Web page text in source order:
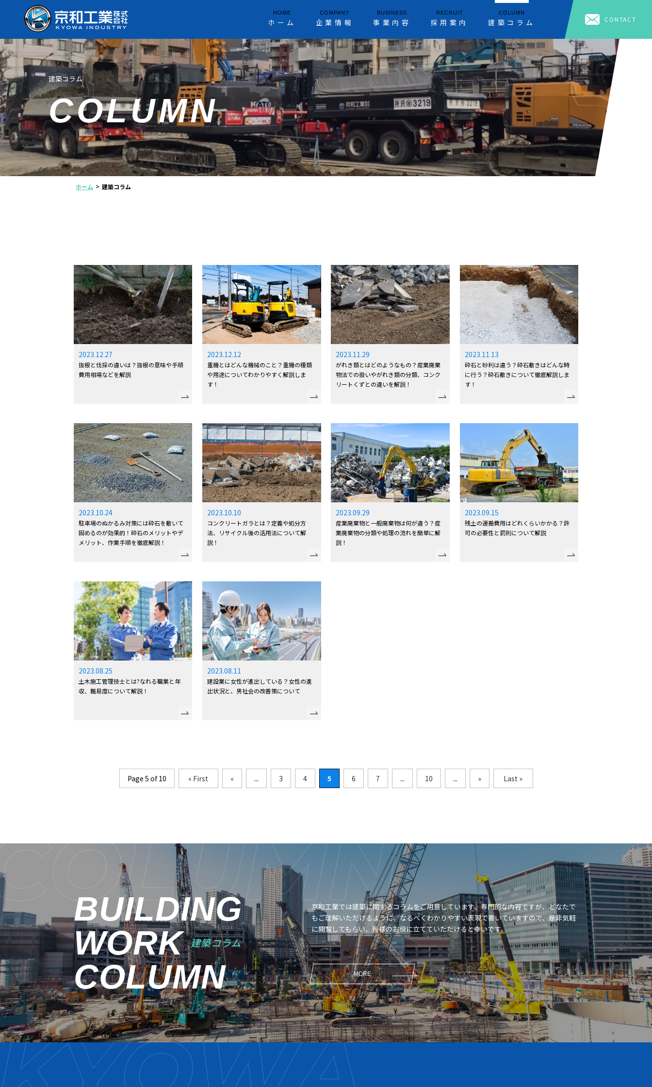
HOME
ホーム
COMPANY
企業情報
BUSINESS
事業内容
RECRUIT
採用案内
COLUMN
建築コラム CONTACT
建築コラム
COLUMN
ホーム > 建築コラム
2023.12.27
抜根と伐採の違いは？抜根の意味や手順
費用相場などを解説
2023.12.12
重機とはどんな機械のこと？重機の種類
や用途についてわかりやすく解説しま
す！
2023.11.29
がれき類とはどのようなもの？産業廃棄
物法での扱いやがれき類の分類、コンク
リートくずとの違いを解説！
2023.11.13
砕石と砂利は違う？砕石敷きはどんな時
に行う？砕石敷きについて徹底解説しま
す！
2023.10.24
駐車場のぬかるみ対策には砕石を敷いて
固めるのが効果的！砕石のメリットやデ
メリット、作業手順を徹底解説！
2023.10.10
コンクリートガラとは？定義や処分方
法、リサイクル後の活用法について解
説！
2023.09.29
産業廃棄物と一般廃棄物は何が違う？産
業廃棄物の分類や処理の流れを簡単に解
説！
2023.09.15
残土の運搬費用はどれくらいかかる？許
可の必要性と罰則について解説
2023.08.25
土木施工管理技士とは?なれる職業と年
収、難易度について解説！
2023.08.11
建設業に女性が進出している？女性の進
出状況と、男社会の改善策について
Page 5 of 10 « First « ... 3 4 5 6 7 ... 10 ... » Last »
BUILDING
WORK 建築コラム
COLUMN
京和工業では建築に関するコラムをご用意しています。専門的な内容ですが、どなたで
もご理解いただけるように、なるべくわかりやすい表現で書いていますので、是非気軽
に閲覧してもらい、皆様のお役に立てていただけると幸いです。
MORE